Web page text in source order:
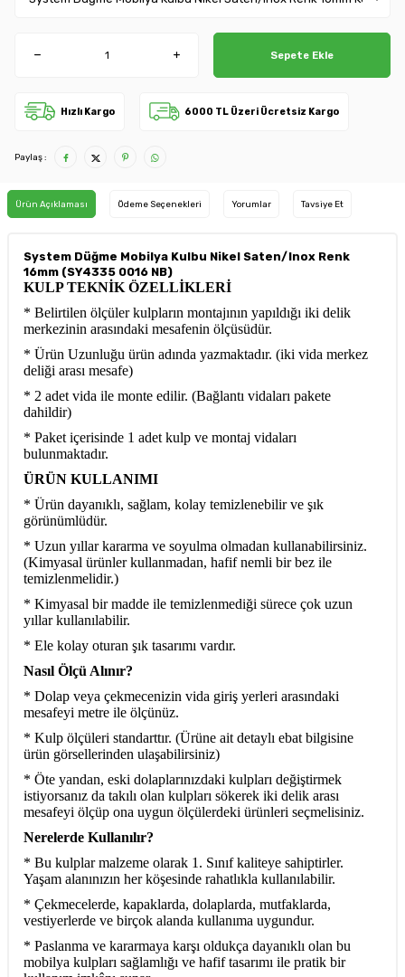
Sepete Ekle
Hızlı Kargo 6000 TL Üzeri Ücretsiz Kargo
Paylaş :
Ürün Açıklaması Ödeme Seçenekleri Yorumlar Tavsiye Et
System Düğme Mobilya Kulbu Nikel Saten/Inox Renk
16mm (SY4335 0016 NB)
KULP TEKNİK ÖZELLİKLERİ
* Belirtilen ölçüler kulpların montajının yapıldığı iki delik
merkezinin arasındaki mesafenin ölçüsüdür.
* Ürün Uzunluğu ürün adında yazmaktadır. (iki vida merkez
deliği arası mesafe)
* 2 adet vida ile monte edilir. (Bağlantı vidaları pakete
dahildir)
* Paket içerisinde 1 adet kulp ve montaj vidaları
bulunmaktadır.
ÜRÜN KULLANIMI
* Ürün dayanıklı, sağlam, kolay temizlenebilir ve şık
görünümlüdür.
* Uzun yıllar kararma ve soyulma olmadan kullanabilirsiniz.
(Kimyasal ürünler kullanmadan, hafif nemli bir bez ile
temizlenmelidir.)
* Kimyasal bir madde ile temizlenmediği sürece çok uzun
yıllar kullanılabilir.
* Ele kolay oturan şık tasarımı vardır.
Nasıl Ölçü Alınır?
* Dolap veya çekmecenizin vida giriş yerleri arasındaki
mesafeyi metre ile ölçünüz.
* Kulp ölçüleri standarttır. (Ürüne ait detaylı ebat bilgisine
ürün görsellerinden ulaşabilirsiniz)
* Öte yandan, eski dolaplarınızdaki kulpları değiştirmek
istiyorsanız da takılı olan kulpları sökerek iki delik arası
mesafeyi ölçüp ona uygun ölçülerdeki ürünleri seçmelisiniz.
Nerelerde Kullanılır?
* Bu kulplar malzeme olarak 1. Sınıf kaliteye sahiptirler.
Yaşam alanınızın her köşesinde rahatlıkla kullanılabilir.
* Çekmecelerde, kapaklarda, dolaplarda, mutfaklarda,
vestiyerlerde ve birçok alanda kullanıma uygundur.
* Paslanma ve kararmaya karşı oldukça dayanıklı olan bu
mobilya kulpları sağlamlığı ve hafif tasarımı ile pratik bir